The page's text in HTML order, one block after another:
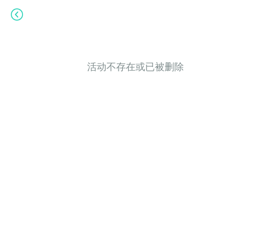
活动不存在或已被删除